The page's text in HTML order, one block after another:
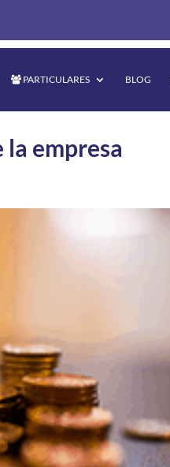
PARTICULARES BLOG
empresa